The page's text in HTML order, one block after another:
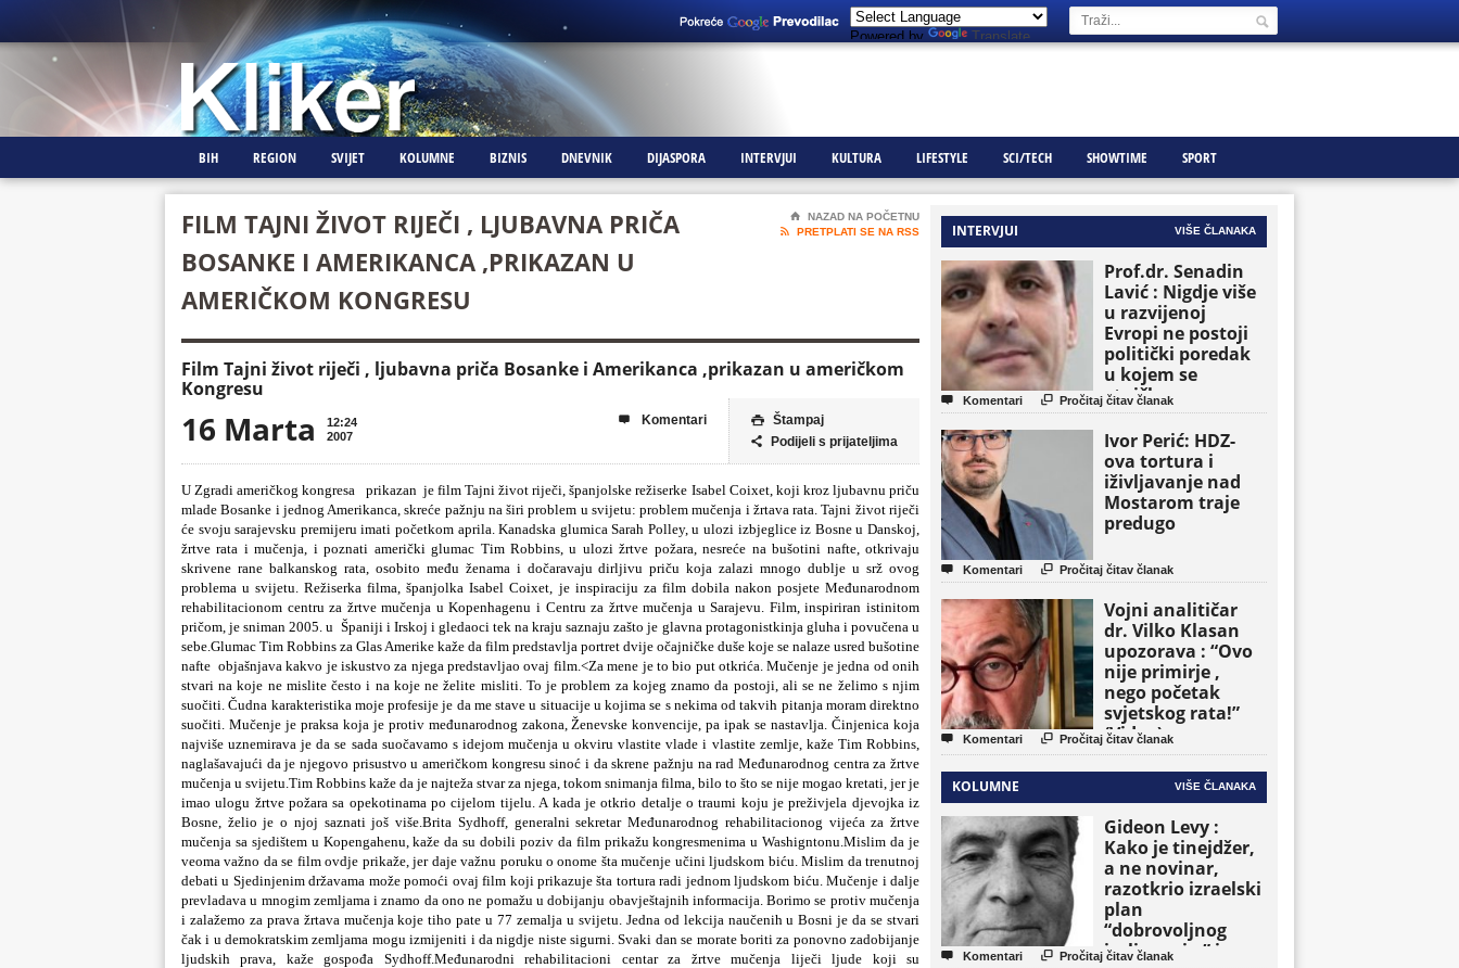
Powered by Translate
BIH REGION SVIJET KOLUMNE BIZNIS DNEVNIK DIJASPORA INTERVJUI KULTURA LIFESTYLE SCI/TECH SHOWTIME SPORT
FILM TAJNI ŽIVOT RIJEČI , LJUBAVNA PRIČA
BOSANKE I AMERIKANCA ,PRIKAZAN U
AMERIČKOM KONGRESU
⌂
NAZAD NA POČETNU

PRETPLATI SE NA RSS
Film Tajni život riječi , ljubavna priča Bosanke i Amerikanca ,prikazan u američkom
Kongresu
16 Marta
12:24
2007
 Štampaj
 Podijeli s prijateljima
 Komentari
U Zgradi američkog kongresa prikazan je film Tajni život riječi, španjolske režiserke Isabel Coixet, koji kroz ljubavnu priču
mlade Bosanke i jednog Amerikanca, skreće pažnju na širi problem u svijetu: problem mučenja i žrtava rata. Tajni život riječi
će svoju sarajevsku premijeru imati početkom aprila.Kanadska glumica Sarah Polley, u ulozi izbjeglice iz Bosne u Danskoj,
žrtve rata i mučenja, i poznati američki glumac Tim Robbins, u ulozi žrtve požara, nesreće na bušotini nafte, otkrivaju
skrivene rane balkanskog rata, osobito među ženama i dočaravaju dirljivu priču koja zalazi mnogo dublje u srž ovog
problema u svijetu.Režiserka filma, španjolka Isabel Coixet, je inspiraciju za film dobila nakon posjete Međunarodnom
rehabilitacionom centru za žrtve mučenja u Kopenhagenu i Centru za žrtve mučenja u Sarajevu. Film, inspiriran istinitom
pričom, je sniman 2005. u Španiji i Irskoj i gledaoci tek na kraju saznaju zašto je glavna protagonistkinja gluha i povučena u
sebe.Glumac Tim Robbins za Glas Amerike kaže da film predstavlja portret dvije očajničke duše koje se nalaze usred bušotine
nafte objašnjava kakvo je iskustvo za njega predstavljao ovaj film.<Za mene je to bio put otkrića. Mučenje je jedna od onih
stvari na koje ne mislite često i na koje ne želite misliti. To je problem za kojeg znamo da postoji, ali se ne želimo s njim
suočiti. Čudna karakteristika moje profesije je da me stave u situacije u kojima se s nekima od takvih pitanja moram direktno
suočiti. Mučenje je praksa koja je protiv međunarodnog zakona, Ženevske konvencije, pa ipak se nastavlja. Činjenica koja
najviše uznemirava je da se sada suočavamo s idejom mučenja u okviru vlastite vlade i vlastite zemlje, kaže Tim Robbins,
naglašavajući da je njegovo prisustvo u američkom kongresu sinoć i da skrene pažnju na rad Međunarodnog centra za žrtve
mučenja u svijetu.Tim Robbins kaže da je najteža stvar za njega, tokom snimanja filma, bilo to što se nije mogao kretati, jer je
imao ulogu žrtve požara sa opekotinama po cijelom tijelu. A kada je otkrio detalje o traumi koju je preživjela djevojka iz
Bosne, želio je o njoj saznati još više.Brita Sydhoff, generalni sekretar Međunarodnog rehabilitacionog vijeća za žrtve
mučenja sa sjedištem u Kopengahenu, kaže da su dobili poziv da film prikažu kongresmenima u Washigntonu.Mislim da je
veoma važno da se film ovdje prikaže, jer daje važnu poruku o onome šta mučenje učini ljudskom biću. Mislim da trenutnoj
debati u Sjedinjenim državama može pomoći ovaj film koji prikazuje šta tortura radi jednom ljudskom biću. Mučenje i dalje
prevladava u mnogim zemljama i znamo da ono ne pomažu u dobijanju obavještajnih informacija. Borimo se protiv mučenja
i zalažemo za prava žrtava mučenja koje tiho pate u 77 zemalja u svijetu. Jedna od lekcija naučenih u Bosni je da se stvari
čak i u demokratskim zemljama mogu izmijeniti i da nigdje niste sigurni. Svaki dan se morate boriti za ponovno zadobijanje
ljudskih prava, kaže gospođa Sydhoff.Međunarodni rehabilitacioni centar za žrtve mučenja liječi ljude koji su
INTERVJUI VIŠE ČLANAKA
Prof.dr. Senadin
Lavić : Nigdje više
u razvijenoj
Evropi ne postoji
politički poredak
u kojem se
etničke grupe
pojavljuju kao
osnovne političke
jedinice
 Komentari  Pročitaj čitav članak
Ivor Perić: HDZ-
ova tortura i
iživljavanje nad
Mostarom traje
predugo
 Komentari  Pročitaj čitav članak
Vojni analitičar
dr. Vilko Klasan
upozorava : “Ovo
nije primirje ,
nego početak
svjetskog rata!”
(Video)
 Komentari  Pročitaj čitav članak
KOLUMNE VIŠE ČLANAKA
Gideon Levy :
Kako je tinejdžer,
a ne novinar,
razotkrio izraelski
plan
“dobrovoljnog
iseljavanja ” iz
 Komentari  Pročitaj čitav članak